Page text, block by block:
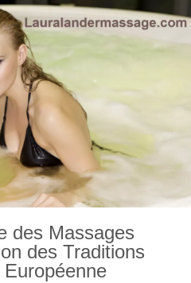
des Massages
des Traditions